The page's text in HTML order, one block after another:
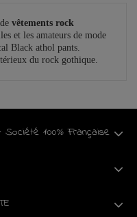
vêtements rock
et les amateurs de mode
Black athol pants.
du rock gothique.
100% Française